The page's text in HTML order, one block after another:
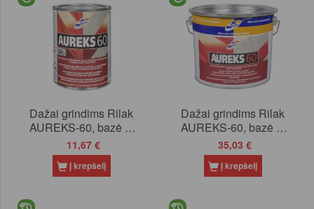
Dažai grindims Rilak
AUREKS-60, bazė C
(tonuojama), 0.85 l
11,67 €
Į krepšelį
Dažai grindims Rilak
AUREKS-60, bazė C
(tonuojama), 2.6 l
35,03 €
Į krepšelį